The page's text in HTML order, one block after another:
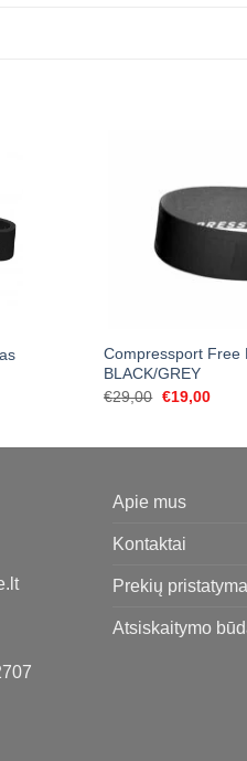
Compressport Free
BLACK/GREY
€29,00 Original
€19,00
Apie mus
Kontaktai
Prekių
Atsiskaitymo